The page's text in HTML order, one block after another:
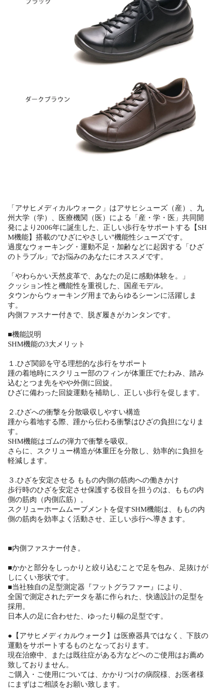
「アサヒメディカルウォーク」はアサヒシューズ（産）、九
州大学（学）、医療機関（医）による「産・学・医」共同開
発により2006年に誕生した、正しい歩行をサポートする【SH
M機能】搭載の"ひざにやさしい"機能性シューズです。
過度なウォーキング・運動不足・加齢などに起因する「ひざ
のトラブル」でお悩みのあなたにオススメです。
「やわらかい天然皮革で、あなたの足に感動体験を。」
クッション性と機能性を重視した、国産モデル。
タウンからウォーキング用まであらゆるシーンに活躍しま
す。
内側ファスナー付きで、脱ぎ履きがカンタンです。
■機能説明
SHM機能の3大メリット
１.ひざ関節を守る理想的な歩行をサポート
踵の着地時にスクリュー部のフィンが体重圧でたわみ、踏み
込むとつま先をやや外側に回旋。
ひざに備わった回旋運動を補助し、正しい歩行を促します。
２.ひざへの衝撃を分散吸収しやすい構造
踵から着地する際、踵から伝わる衝撃はひざの負担になりま
す。
SHM機能はゴムの弾力で衝撃を吸収。
さらに、スクリュー構造が体重圧を分散し、効率的に負担を
軽減します。
３.ひざを安定させる ももの内側の筋肉への働きかけ
歩行時のひざを安定させ保護する役目を担うのは、ももの内
側の筋肉（内側広筋）。
スクリューホームムーブメントを促すSHM機能は、ももの内
側の筋肉を効率よく活動させ、正しい歩行へ導きます。
■内側ファスナー付き。
■かかと部分をしっかりと絞り込むことで足を包み、足抜けが
しにくい形状です。
■当社独自の足型測定器『フットグラファー』により、
全国で測定されたデータを基に作られた、快適設計の足型を
採用。
日本人の足に合わせた、ゆったり幅の足型です。
●【アサヒメディカルウォーク】は医療器具ではなく、下肢の
運動をサポートするものとなっております。
現在治療中、または既往症がある方などへのご使用はお薦め
致しておりません。
ご購入・ご使用については、かかりつけの病院様、お医者様
にまずはご相談をお願い致します。